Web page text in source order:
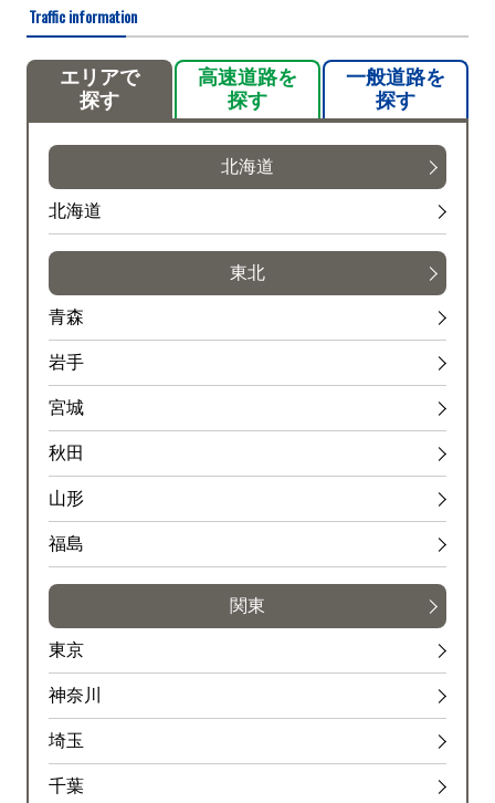
Traffic information
エリアで
探す
高速道路を
探す
一般道路を
探す
北海道
北海道
東北
青森
岩手
宮城
秋田
山形
福島
関東
東京
神奈川
埼玉
千葉